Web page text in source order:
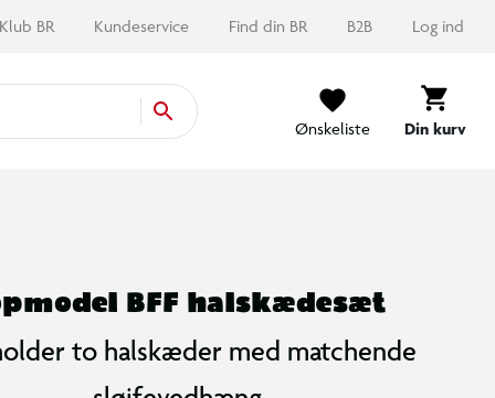
Klub BR Kundeservice Find din BR B2B Log ind
Ønskeliste Din kurv
BFF halskædesæt
to halskæder med matchende